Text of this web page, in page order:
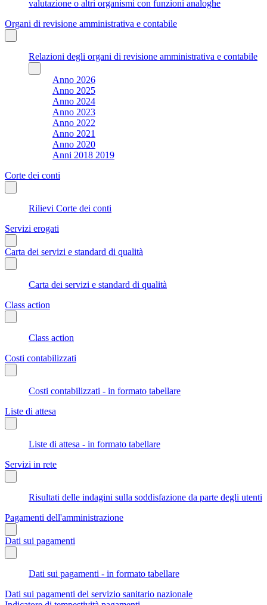
valutazione o altri organismi con funzioni analoghe
Organi di revisione amministrativa e contabile
Relazioni degli organi di revisione amministrativa e contabile
Anno 2026
Anno 2025
Anno 2024
Anno 2023
Anno 2022
Anno 2021
Anno 2020
Anni 2018 2019
Corte dei conti
Rilievi Corte dei conti
Servizi erogati
Carta dei servizi e standard di qualità
Carta dei servizi e standard di qualità
Class action
Class action
Costi contabilizzati
Costi contabilizzati - in formato tabellare
Liste di attesa
Liste di attesa - in formato tabellare
Servizi in rete
Risultati delle indagini sulla soddisfazione da parte degli utenti
Pagamenti dell'amministrazione
Dati sui pagamenti
Dati sui pagamenti - in formato tabellare
Dati sui pagamenti del servizio sanitario nazionale